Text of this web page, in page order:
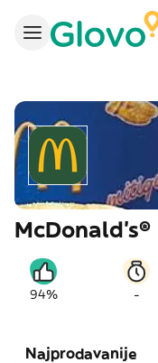
McDonald's®
94% -
Najprodavanije